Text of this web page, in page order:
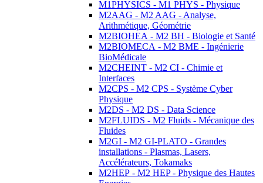
M1PHYSICS - M1 PHYS - Physique
M2AAG - M2 AAG - Analyse,
Arithmétique, Géométrie
M2BIOHEA - M2 BH - Biologie et Santé
M2BIOMECA - M2 BME - Ingénierie
BioMédicale
M2CHEINT - M2 CI - Chimie et
Interfaces
M2CPS - M2 CPS - Système Cyber
Physique
M2DS - M2 DS - Data Science
M2FLUIDS - M2 Fluids - Mécanique des
Fluides
M2GI - M2 GI-PLATO - Grandes
installations - Plasmas, Lasers,
Accélérateurs, Tokamaks
M2HEP - M2 HEP - Physique des Hautes